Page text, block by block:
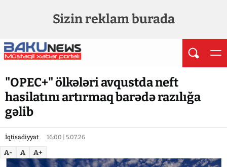
Sizin reklam burada
"OPEC+" ölkələri avqustda neft
hasilatını artırmaq barədə razılığa
gəlib
İqtisadiyyat 16:00 | 5.07.26
A- A A+